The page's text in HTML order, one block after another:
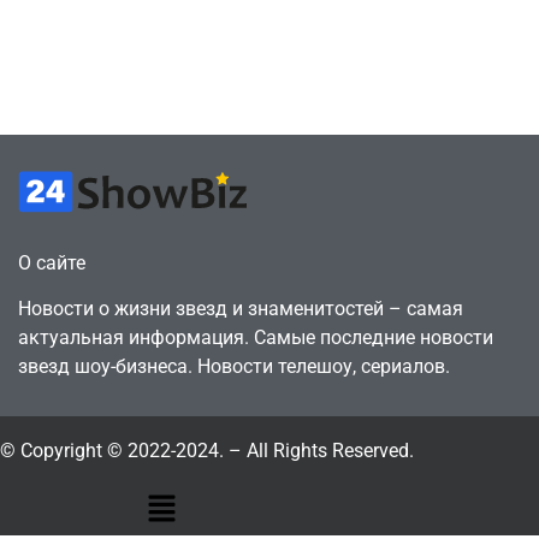
О сайте
Новости о жизни звезд и знаменитостей – самая
актуальная информация. Самые последние новости
звезд шоу-бизнеса. Новости телешоу, сериалов.
© Copyright © 2022-2024. – All Rights Reserved.